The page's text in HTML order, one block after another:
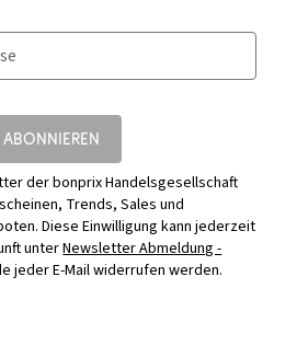
ABONNIEREN
der bonprix Handelsgesellschaft
Trends, Sales und
Diese Einwilligung kann jederzeit
unterNewsletter Abmeldung -
jeder E-Mail widerrufen werden.